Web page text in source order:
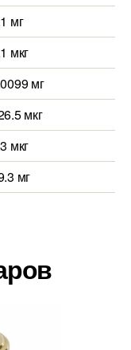
мг
мкг
мг
мкг
мкг
мг